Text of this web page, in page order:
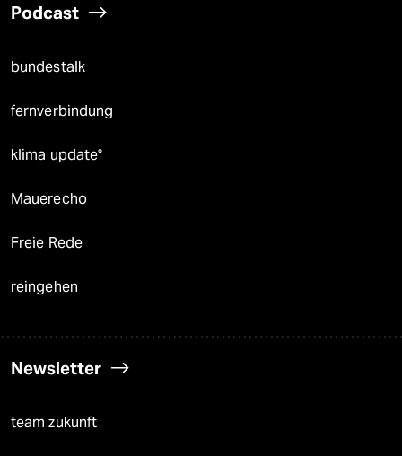
Podcast
bundestalk
fernverbindung
klima update°
Mauerecho
Freie Rede
reingehen
Newsletter
team zukunft